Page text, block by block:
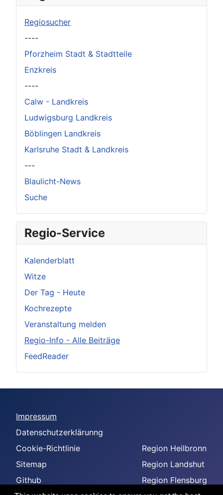
Regiosucher
----
Pforzheim Stadt & Stadtteile
Enzkreis
----
Calw - Landkreis
Ludwigsburg Landkreis
Böblingen Landkreis
Karlsruhe Stadt & Landkreis
---
Blaulicht-News
Suche
Regio-Service
Kalenderblatt
Witze
Der Tag - Heute
Kochrezepte
Veranstaltung melden
Regio-Info - Alle Beiträge
FeedReader
Impressum
Datenschutzerklärunng
Cookie-Richtlinie
Sitemap
Github
Region Heilbronn
Region Landshut
Region Flensburg